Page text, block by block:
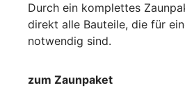
Durch ein komplettes
direkt alle Bauteile, die für
notwendig sind.
zum Zaunpaket